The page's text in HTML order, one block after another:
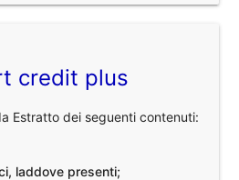
credit plus
Estratto dei seguenti contenuti:
laddove presenti;